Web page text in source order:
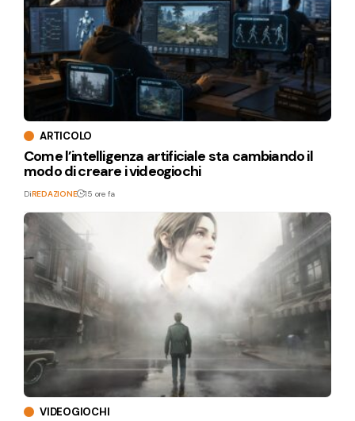
ARTICOLO
Come l’intelligenza artificiale sta cambiando il
modo di creare i videogiochi
DiREDAZIONE 15 ore fa
VIDEOGIOCHI